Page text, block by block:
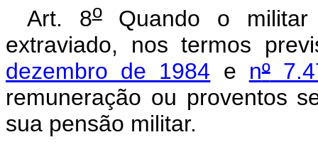
Art. 8oQuando o militar
extraviado, nos termos
dezembro de 1984 e nº
remuneração ou proventos
sua pensão militar.